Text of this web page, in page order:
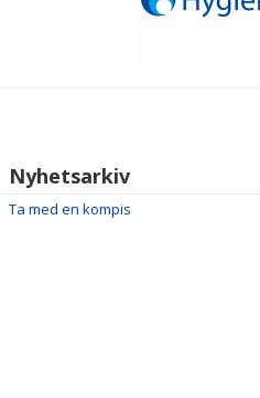
DOKUMENT
Nyhetsarkiv
Ta med en kompis